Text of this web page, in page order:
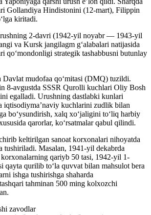
Gollandiya Hindistonini (12-mart), Filippin
kiritadi.
2-davri (1942-yil noyabr — 1943-yil
va Kursk jangilagm gʻalabalari natijasida
qoʻmondonligi strategik tashabbusni butunlay
mudofaa qoʻmitasi (DMQ) tuzildi.
8-avgustda SSSR Qurolli kuchlari Oliy Bosh
egalladi. Urushning dastlabki kunlari
iqtisodiymaʼnaviy kuchlarini zudlik bilan
boʻysundirish, xalq xoʻjaligini toʻliq harbiy
qarorlar, koʻrsatmalar qabul qilindi.
keltirilgan sanoat korxonalari nihoyatda
tushiriladi. Masalan, 1941-yil dekabrda
qariyb 50 tasi, 1942-yil 1-
qayta qurilib toʻla quvvat bilan mahsulot bera
ishga tushirishga shaharda
tahminan 500 ming kolxozchi